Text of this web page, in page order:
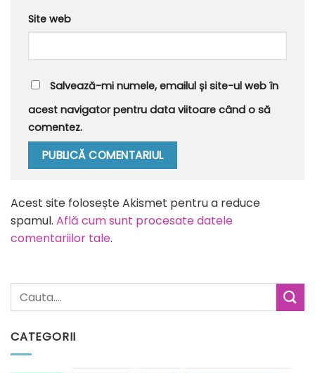
CATEGORII
Site web
Salvează-mi numele, emailul și site-ul web în
acest navigator pentru data viitoare când o să
comentez.
Acest site folosește Akismet pentru a reduce
spamul. Află cum sunt procesate datele
comentariilor tale.